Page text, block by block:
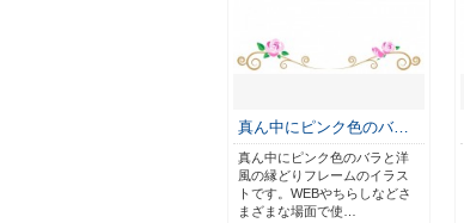
真ん中にピンク色のバ…
真ん中にピンク色のバラと洋
風の縁どりフレームのイラス
トです。WEBやちらしなどさ
まざまな場面で使…